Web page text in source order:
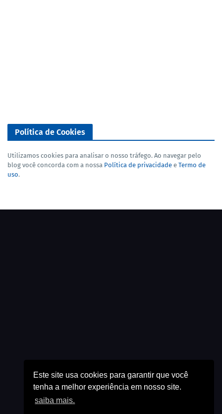
Este site usa cookies para garantir que você
tenha a melhor experiência em nosso site.
saiba mais.
Política de Cookies
Utilizamos cookies para analisar o nosso tráfego. Ao navegar pelo
blog você concorda com a nossa Política de privacidade e Termo de
uso.